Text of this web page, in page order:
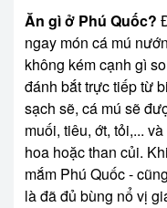
Ăn gì ở Phú Quốc?
ngay món cá mú
không kém cạnh gì
đánh bắt trực tiếp từ
sạch sẽ, cá mú sẽ
muối, tiêu, ớt, tỏi,...
hoa hoặc than củi.
mắm Phú Quốc -
là đã đủ bùng nổ vị